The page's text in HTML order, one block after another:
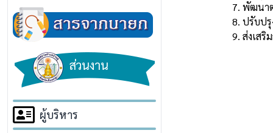
ส่วนงาน
ผู้บริหาร
7. พัฒนา
8. ปรับปรุ
9. ส่งเส